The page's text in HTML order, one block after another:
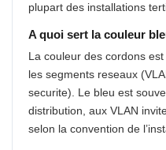
plupart des installations
A quoi sert la couleur
La couleur des cordons
les segments reseaux
securite). Le bleu est
distribution, aux VLAN
selon la convention de